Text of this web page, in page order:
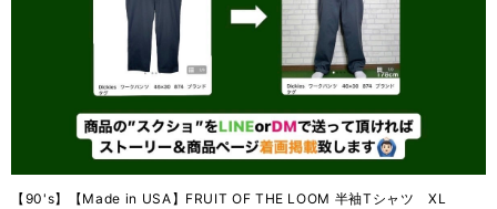
【90's】【Made in USA】FRUIT OF THE LOOM 半袖Tシャツ XL